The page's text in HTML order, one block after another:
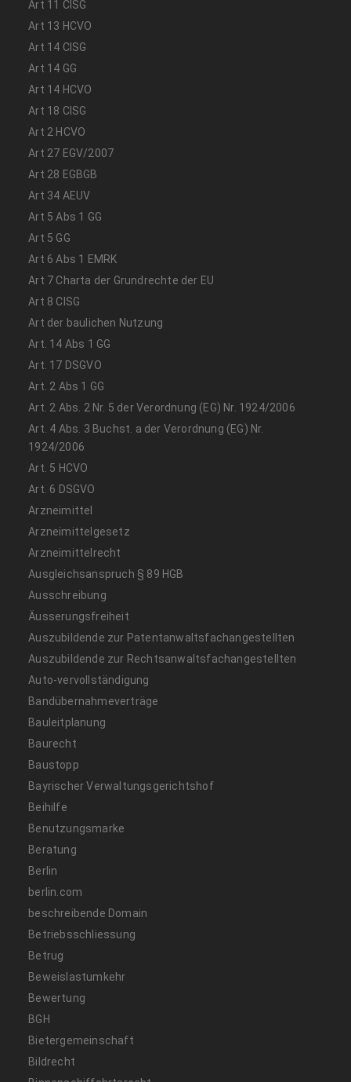
Art 11 CISG
Art 13 HCVO
Art 14 CISG
Art 14 GG
Art 14 HCVO
Art 18 CISG
Art 2 HCVO
Art 27 EGV/2007
Art 28 EGBGB
Art 34 AEUV
Art 5 Abs 1 GG
Art 5 GG
Art 6 Abs 1 EMRK
Art 7 Charta der Grundrechte der EU
Art 8 CISG
Art der baulichen Nutzung
Art. 14 Abs 1 GG
Art. 17 DSGVO
Art. 2 Abs 1 GG
Art. 2 Abs. 2 Nr. 5 der Verordnung (EG) Nr. 1924/2006
Art. 4 Abs. 3 Buchst. a der Verordnung (EG) Nr.
1924/2006
Art. 5 HCVO
Art. 6 DSGVO
Arzneimittel
Arzneimittelgesetz
Arzneimittelrecht
Ausgleichsanspruch § 89 HGB
Ausschreibung
Äusserungsfreiheit
Auszubildende zur Patentanwaltsfachangestellten
Auszubildende zur Rechtsanwaltsfachangestellten
Auto-vervollständigung
Bandübernahmeverträge
Bauleitplanung
Baurecht
Baustopp
Bayrischer Verwaltungsgerichtshof
Beihilfe
Benutzungsmarke
Beratung
Berlin
berlin.com
beschreibende Domain
Betriebsschliessung
Betrug
Beweislastumkehr
Bewertung
BGH
Bietergemeinschaft
Bildrecht